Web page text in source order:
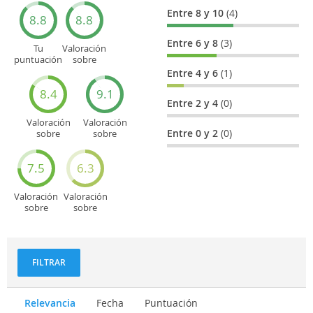
8.8
Tu
puntuación
8.8
Valoración
sobre
8.4
Valoración
sobre
9.1
Valoración
sobre
turísticos
7.5
Valoración
sobre
6.3
Valoración
sobre
Entre 8 y 10(4)
Entre 6 y 8(3)
Entre 4 y 6(1)
Entre 2 y 4(0)
Entre 0 y 2(0)
FILTRAR
Relevancia Fecha Puntuación